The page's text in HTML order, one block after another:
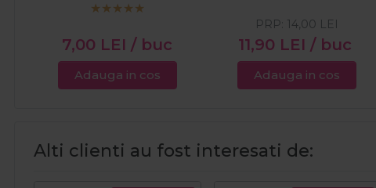
7,00 LEI / buc
Adauga in cos
11,90 LEI / buc
PRP: 14,00 LEI
Adauga in cos
Alti clienti au fost interesati de: